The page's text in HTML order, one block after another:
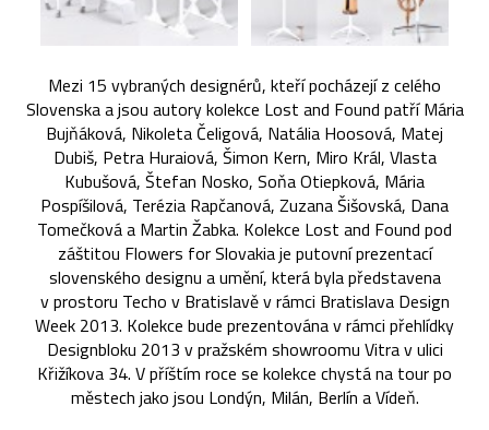
Mezi 15 vybraných designérů, kteří pocházejí z celého
Slovenska a jsou autory kolekce Lost and Found patří Mária
Bujňáková, Nikoleta Čeligová, Natália Hoosová, Matej
Dubiš, Petra Huraiová, Šimon Kern, Miro Král, Vlasta
Kubušová, Štefan Nosko, Soňa Otiepková, Mária
Pospíšilová, Terézia Rapčanová, Zuzana Šišovská, Dana
Tomečková a Martin Žabka. Kolekce Lost and Found pod
záštitou Flowers for Slovakia je putovní prezentací
slovenského designu a umění, která byla představena
v prostoru Techo v Bratislavě v rámci Bratislava Design
Week 2013. Kolekce bude prezentována v rámci přehlídky
Designbloku 2013 v pražském showroomu Vitra v ulici
Křižíkova 34. V příštím roce se kolekce chystá na tour po
městech jako jsou Londýn, Milán, Berlín a Vídeň.